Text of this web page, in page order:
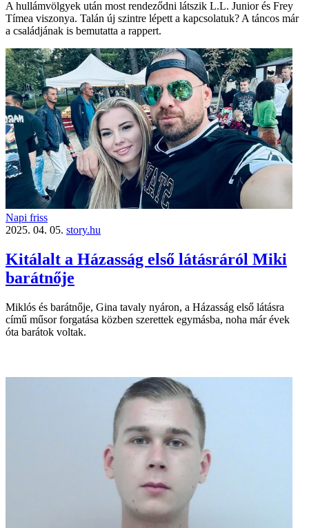
A hullámvölgyek után most rendeződni látszik L.L. Junior és Frey
Tímea viszonya. Talán új szintre lépett a kapcsolatuk? A táncos már
a családjának is bemutatta a rappert.
Napi friss
2025. 04. 05. story.hu
Kitálalt a Házasság első látásráról Miki
barátnője
Miklós és barátnője, Gina tavaly nyáron, a Házasság első látásra
című műsor forgatása közben szerettek egymásba, noha már évek
óta barátok voltak.